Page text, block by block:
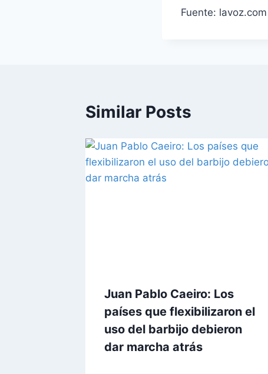
Fuente: lavoz.com
Similar Posts
Juan Pablo Caeiro: Los
países que flexibilizaron el
uso del barbijo debieron
dar marcha atrás